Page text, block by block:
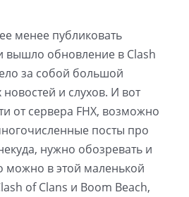
менее публиковать
вышло обновление в Clash
за собой большой
и слухов. И вот
от сервера FHX, возможно
посты про
нужно обозревать и
можно в этой маленькой
of Clans и Boom Beach,